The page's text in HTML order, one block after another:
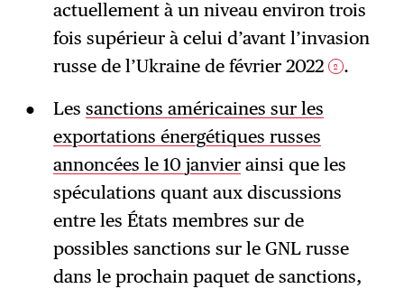
actuellement à un niveau environ trois
fois supérieur à celui d’avant l’invasion
russe de l’Ukraine de février 2022
2 .
Les sanctions américaines sur les
exportations énergétiques russes
annoncées le 10 janvierainsi que les
spéculations quant aux discussions
entre les États membres sur de
possibles sanctions sur le GNL russe
dans le prochain paquet de sanctions,